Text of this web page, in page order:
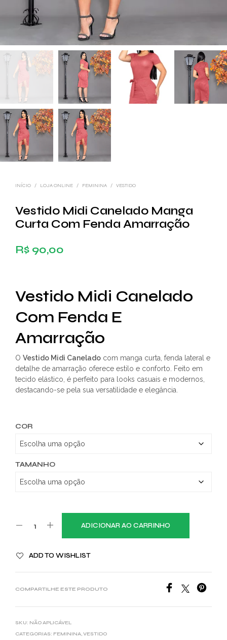
INÍCIO / LOJA ONLINE / FEMININA / VESTIDO
Vestido Midi Canelado Manga
Curta Com Fenda Amarração
R$ 90,00
Vestido Midi Canelado
Com Fenda E
Amarração
O Vestido Midi Canelado com manga curta, fenda lateral e
detalhe de amarração oferece estilo e conforto. Feito em
tecido elástico, é perfeito para looks casuais e modernos,
destacando-se pela sua versatilidade e elegância.
COR
TAMANHO
ADICIONAR AO CARRINHO
ADD TO WISHLIST
COMPARTILHE ESTE PRODUTO
SKU: NÃO APLICÁVEL
CATEGORIAS: FEMININA,VESTIDO